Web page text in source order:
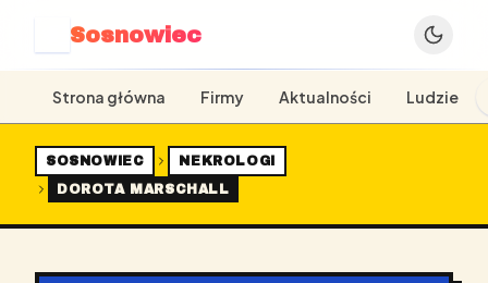
Sosnowiec
Strona główna Firmy Aktualności Ludzie
SOSNOWIEC
NEKROLOGI
DOROTA MARSCHALL